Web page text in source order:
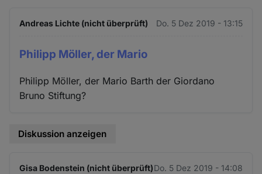
Andreas Lichte (nicht überprüft) Do. 5 Dez 2019 - 13:15
Philipp Möller, der Mario
Philipp Möller, der Mario Barth der Giordano
Bruno Stiftung?
Diskussion anzeigen
Gisa Bodenstein (nicht überprüft)Do. 5 Dez 2019 - 14:08